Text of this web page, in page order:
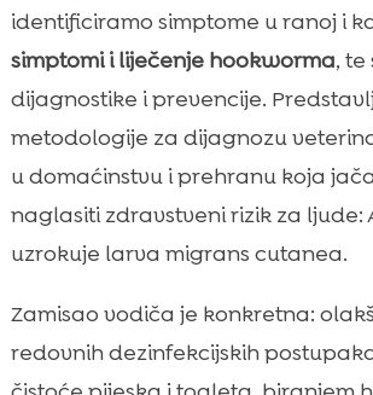
Česte pogreške vlasnika i
Kada hitno posjetiti veterinara
Zaključak
FAQ
identificiramo simptome u ranoj i
simptomi i liječenje hookworma,
dijagnostike i prevencije.
metodologije za dijagnozu
u domaćinstvu i prehranu koja
naglasiti zdravstveni rizik za ljude:
uzrokuje larva migrans cutanea.
Zamisao vodiča je konkretna:
redovnih dezinfekcijskih